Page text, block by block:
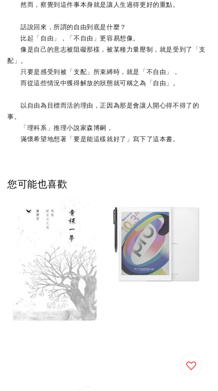
然而，察覺到這件事本身就是讓人生過得更好的重點。
話說回來，所謂的自由到底是什麼？
比起「自由」，「不自由」更容易想像。
像是自己的意志被阻礙那樣，被某種力量壓制，就是受到了「支
配」。
只要是感受到被「支配」所束縛時，就是「不自由」，
而從這些情況中獲得解放的狀態就可稱之為「自由」。
以自由為目標而活的理由，正因為那是會讓人開心得不得了的
事。
「理科系」推理小說家森博嗣，
滿懷希望地想著「要是能這樣就好了」寫下了這本書。
您可能也喜歡